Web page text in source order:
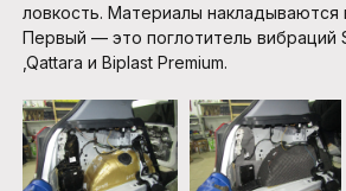
ловкость. Материалы накладываются
Первый — это поглотитель вибраций
,Qattara и Biplast Premium.